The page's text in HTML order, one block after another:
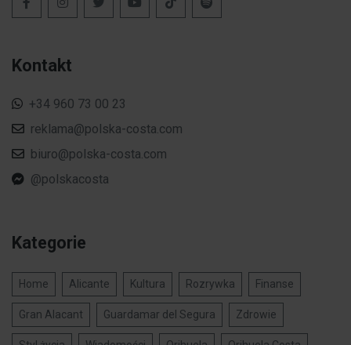
Kontakt
+34 960 73 00 23
reklama@polska-costa.com
biuro@polska-costa.com
@polskacosta
Kategorie
Home Alicante Kultura Rozrywka Finanse
Gran Alacant Guardamar del Segura Zdrowie